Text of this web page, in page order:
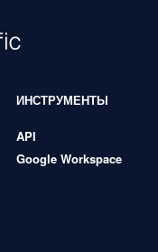
ИНСТРУМЕНТЫ
API
Google Workspace